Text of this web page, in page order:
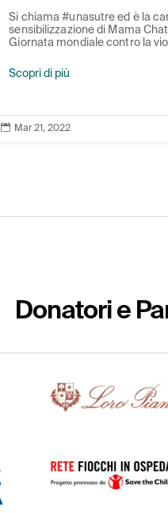
Si chiama #unasutre ed è la
sensibilizzazione di Mama
Giornata mondiale contro la
Scopri di più
 Mar 21, 2022
Donatori e